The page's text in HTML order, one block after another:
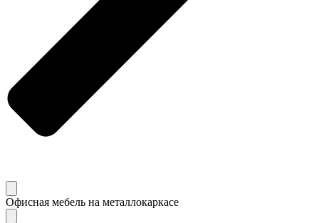
Офисная мебель на металлокаркасе